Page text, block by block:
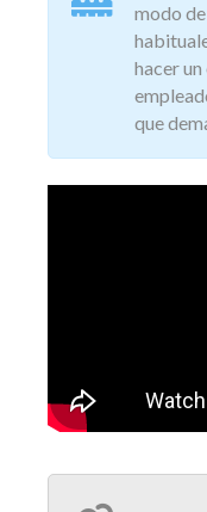
modo
hacer
que